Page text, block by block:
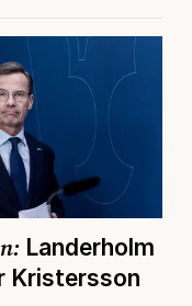
Landerholm
Kristersson